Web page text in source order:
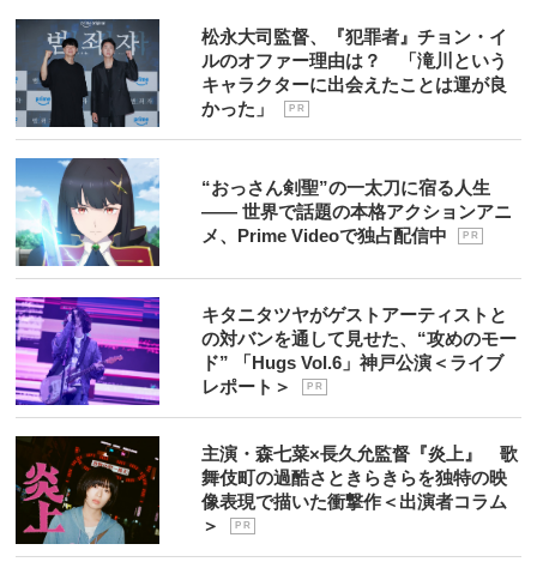
松永大司監督、『犯罪者』チョン・イ
ルのオファー理由は？ 「滝川という
キャラクターに出会えたことは運が良
かった」
P R
“おっさん剣聖”の一太刀に宿る人生
―― 世界で話題の本格アクションアニ
メ、Prime Videoで独占配信中
P R
キタニタツヤがゲストアーティストと
の対バンを通して見せた、“攻めのモー
ド” 「Hugs Vol.6」神戸公演＜ライブ
レポート＞
P R
主演・森七菜×長久允監督『炎上』 歌
舞伎町の過酷さときらきらを独特の映
像表現で描いた衝撃作＜出演者コラム
＞
P R